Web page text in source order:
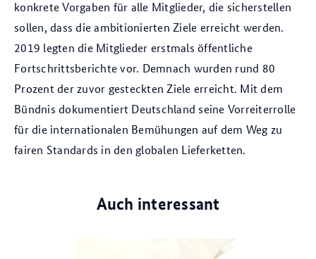
konkrete Vorgaben für alle Mitglieder, die sicherstellen
sollen, dass die ambitionierten Ziele erreicht werden.
2019 legten die Mitglieder erstmals öffentliche
Fortschrittsberichte vor. Demnach wurden rund 80
Prozent der zuvor gesteckten Ziele erreicht. Mit dem
Bündnis dokumentiert Deutschland seine Vorreiterrolle
für die internationalen Bemühungen auf dem Weg zu
fairen Standards in den globalen Lieferketten.
Auch interessant